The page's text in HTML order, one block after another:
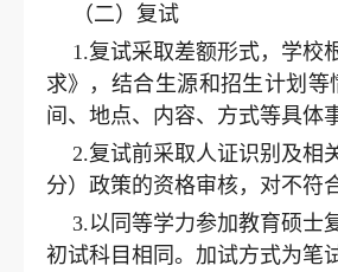
（二）复试
1.复试采取差额形式，学校
求》，结合生源和招生计划
间、地点、内容、方式等具体
2.复试前采取人证识别及相
分）政策的资格审核，对不符
3.以同等学力参加教育硕士
初试科目相同。加试方式为笔试